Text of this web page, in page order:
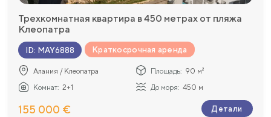
Трехкомнатная квартира в 450 метрах от пляжа
Клеопатра
ID: MAY6888 Краткосрочная аренда
Алания / Клеопатра Площадь: 90 м²
Комнат: 2+1 До моря: 450 м
155 000 € Детали